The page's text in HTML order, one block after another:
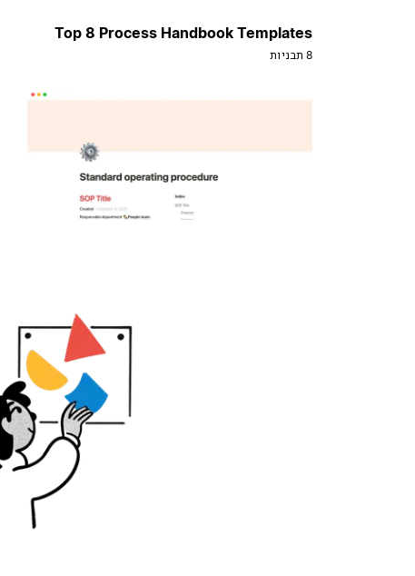
Top 8 Process Handbook Templates
8 תבניות